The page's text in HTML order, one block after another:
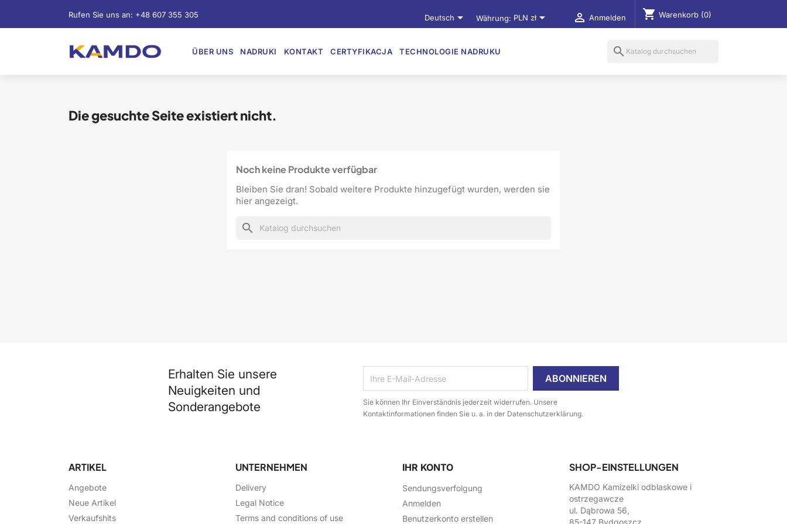
Rufen Sie uns an: +48 607 355 305 Deutsch Währung: PLN zł  Anmelden shopping_cart Warenkorb (0)
ÜBER UNS NADRUKI KONTAKT CERTYFIKACJA TECHNOLOGIE NADRUKU search
Die gesuchte Seite existiert nicht.
Noch keine Produkte verfügbar
Bleiben Sie dran! Sobald weitere Produkte hinzugefügt wurden, werden sie
hier angezeigt.
search
Erhalten Sie unsere
Neuigkeiten und
Sonderangebote
Sie können Ihr Einverständnis jederzeit widerrufen. Unsere
Kontaktinformationen finden Sie u. a. in der Datenschutzerklärung.
ARTIKEL
Angebote
Neue Artikel
Verkaufshits
UNTERNEHMEN
Delivery
Legal Notice
Terms and conditions of use
IHR KONTO
Sendungsverfolgung
Anmelden
Benutzerkonto erstellen
SHOP-EINSTELLUNGEN
KAMDO Kamizelki odblaskowe i
ostrzegawcze
ul. Dąbrowa 56,
85-147 Bydgoszcz